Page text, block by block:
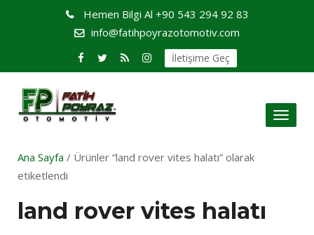
Hemen Bilgi Al +90 543 294 92 83
info@fatihpoyrazotomotiv.com
İletişime Geç
Toggle
Ana Sayfa / Ürünler “land rover vites halatı” olarak
etiketlendi
land rover vites halatı